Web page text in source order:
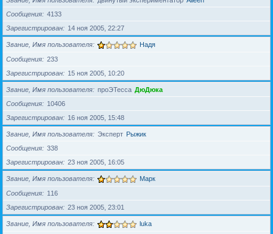
Сообщения
4133
Зарегистрирован
14 ноя 2005, 22:27
Звание, Имя пользователя Надя
Сообщения
233
Зарегистрирован
15 ноя 2005, 10:20
Звание, Имя пользователя проЭТесса ДюДюка
Сообщения
10406
Зарегистрирован
16 ноя 2005, 15:48
Звание, Имя пользователя Эксперт Рыжик
Сообщения
338
Зарегистрирован
23 ноя 2005, 16:05
Звание, Имя пользователя Марк
Сообщения
116
Зарегистрирован
23 ноя 2005, 23:01
Звание, Имя пользователя luka